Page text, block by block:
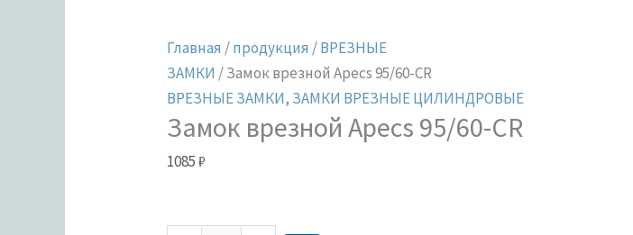
Главная /продукция /ВРЕЗНЫЕ
ЗАМКИ / Замок врезной Apecs 95/60-CR
ВРЕЗНЫЕ ЗАМКИ, ЗАМКИ ВРЕЗНЫЕ ЦИЛИНДРОВЫЕ
Замок врезной Apecs 95/60-CR
1085₽